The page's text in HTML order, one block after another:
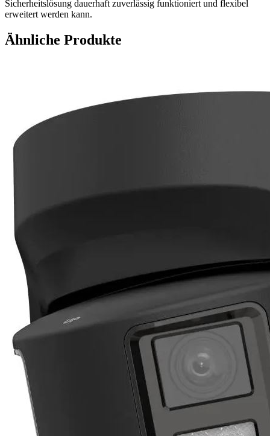
Sicherheitslösung dauerhaft zuverlässig funktioniert und flexibel
erweitert werden kann.
Ähnliche Produkte